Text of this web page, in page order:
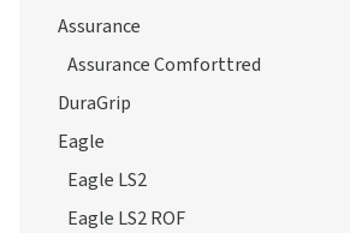
Assurance
Assurance Comforttred
DuraGrip
Eagle
Eagle LS2
Eagle LS2 ROF